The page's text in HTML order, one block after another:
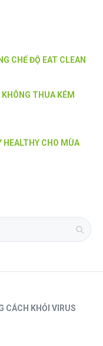
CHẾ ĐỘ EAT CLEAN
THUA KÉM
HEALTHY CHO MÙA
CÁCH KHỎI VIRUS